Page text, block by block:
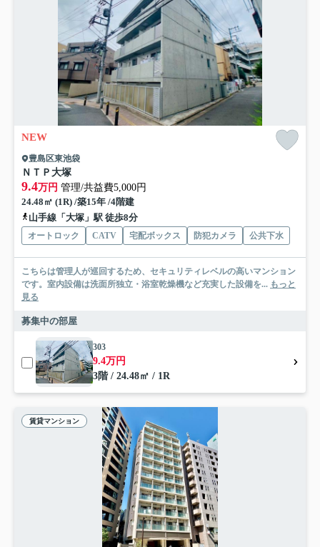
NEW
豊島区東池袋
ＮＴＰ大塚
9.4万円 管理/共益費5,000円
24.48㎡ (1R) /築15年 /4階建
山手線「大塚」駅 徒歩8分
オートロック CATV 宅配ボックス 防犯カメラ 公共下水
こちらは管理人が巡回するため、セキュリティレベルの高いマンション
です。室内設備は洗面所独立・浴室乾燥機など充実した設備を... もっと
見る
募集中の部屋
303
9.4万円
3階 / 24.48㎡ / 1R
賃貸マンション